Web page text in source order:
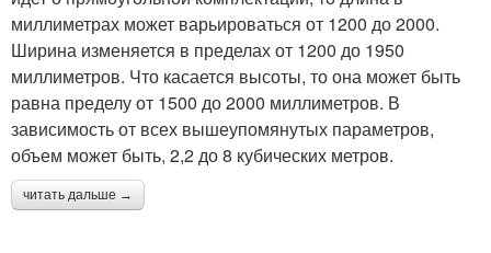
миллиметрах может варьироваться от 1200 до 2000.
Ширина изменяется в пределах от 1200 до 1950
миллиметров. Что касается высоты, то она может быть
равна пределу от 1500 до 2000 миллиметров. В
зависимость от всех вышеупомянутых параметров,
объем может быть, 2,2 до 8 кубических метров.
читать дальше →